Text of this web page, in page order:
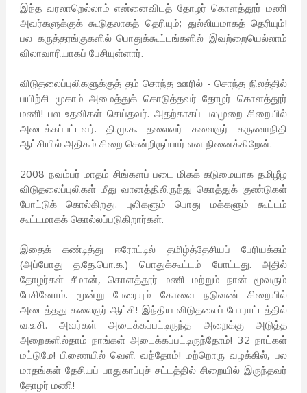
இந்த வரலாறெல்லாம் என்னைவிடத் தோழர் கொளத்தூர் மணி
அவர்களுக்குக் கூடுதலாகத் தெரியும்; துல்லியமாகத் தெரியும்!
பல கருத்தரங்குகளில் பொதுக்கூட்டங்களில் இவற்றையெல்லாம்
விலாவாரியாகப் பேசியுள்ளார்.
விடுதலைப்புலிகளுக்குத் தம் சொந்த ஊரில் - சொந்த நிலத்தில்
பயிற்சி முகாம் அமைத்துக் கொடுத்தவர் தோழர் கொளத்தூர்
மணி! பல உதவிகள் செய்தவர். அதற்காகப் பலமுறை சிறையில்
அடைக்கப்பட்டவர். தி.மு.க. தலைவர் கலைஞர் கருணாநிதி
ஆட்சியில் அதிகம் சிறை சென்றிருப்பார் என நினைக்கிறேன்.
2008 நவம்பர் மாதம் சிங்களப் படை மிகக் கடுமையாக தமிழீழ
விடுதலைப்புலிகள் மீது வானத்திலிருந்து கொத்துக் குண்டுகள்
போட்டுக் கொல்கிறது. புலிகளும் பொது மக்களும் கூட்டம்
கூட்டமாகக் கொல்லப்படுகிறார்கள்.
இதைக் கண்டித்து ஈரோட்டில் தமிழ்த்தேசியப் பேரியக்கம்
(அப்போது த.தே.பொ.க.) பொதுக்கூட்டம் போட்டது. அதில்
தோழர்கள் சீமான், கொளத்தூர் மணி மற்றும் நான் மூவரும்
பேசினோம். மூன்று பேரையும் கோவை நடுவண் சிறையில்
அடைத்தது கலைஞர் ஆட்சி! இந்திய விடுதலைப் போராட்டத்தில்
வ.உ.சி. அவர்கள் அடைக்கப்பட்டிருந்த அறைக்கு அடுத்த
அறைகளில்தாம் நாங்கள் அடைக்கப்பட்டிருந்தோம்! 32 நாட்கள்
மட்டுமே! பிணையில் வெளி வந்தோம்! மற்றொரு வழக்கில், பல
மாதங்கள் தேசியப் பாதுகாப்புச் சட்டத்தில் சிறையில் இருந்தவர்
தோழர் மணி!